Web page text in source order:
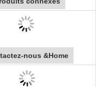
nous &Home